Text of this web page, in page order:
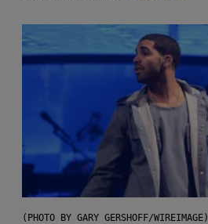
(PHOTO BY GARY GERSHOFF/WIREIMAGE)